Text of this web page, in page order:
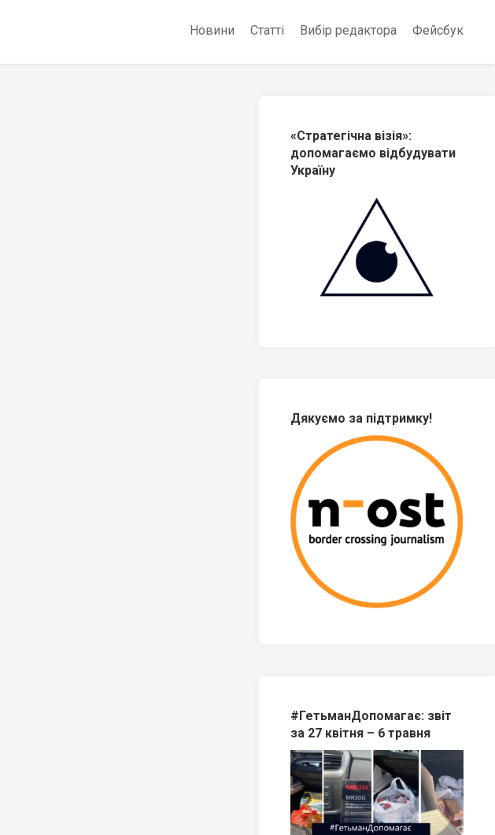
Новини Статті Вибір редактора Фейсбук
«Стратегічна візія»:
допомагаємо відбудувати
Україну
Дякуємо за підтримку!
#ГетьманДопомагає: звіт
за 27 квітня – 6 травня